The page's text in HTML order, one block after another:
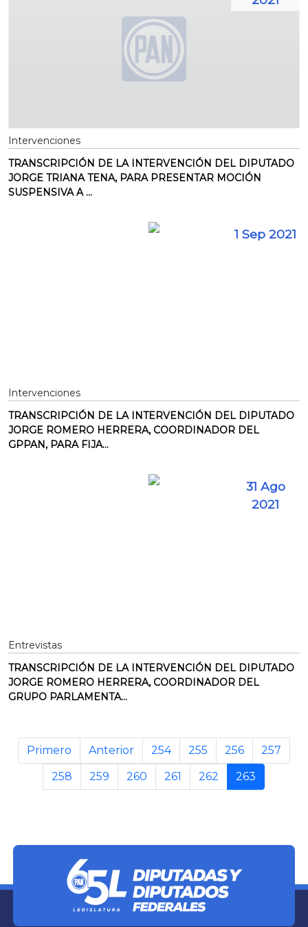
Intervenciones
TRANSCRIPCIÓN DE LA INTERVENCIÓN DEL DIPUTADO
JORGE TRIANA TENA, PARA PRESENTAR MOCIÓN
SUSPENSIVA A ...
1 Sep 2021
Intervenciones
TRANSCRIPCIÓN DE LA INTERVENCIÓN DEL DIPUTADO
JORGE ROMERO HERRERA, COORDINADOR DEL
GPPAN, PARA FIJA...
31 Ago
2021
Entrevistas
TRANSCRIPCIÓN DE LA INTERVENCIÓN DEL DIPUTADO
JORGE ROMERO HERRERA, COORDINADOR DEL
GRUPO PARLAMENTA...
Primero Anterior 254 255 256
257
258
259 260 261 262 263